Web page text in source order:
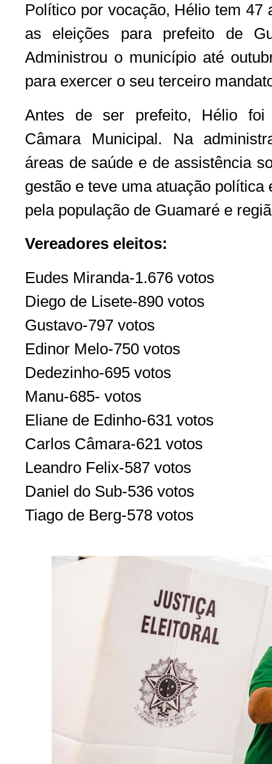
Político por vocação, Hélio tem 47
as eleições para prefeito de
Administrou o município até
para exercer o seu terceiro
Antes de ser prefeito, Hélio foi
Câmara Municipal. Na
áreas de saúde e de assistência
gestão e teve uma atuação
pela população de Guamaré e
Vereadores eleitos:
Eudes Miranda-1.676 votos
Diego de Lisete-890 votos
Gustavo-797 votos
Edinor Melo-750 votos
Dedezinho-695 votos
Manu-685- votos
Eliane de Edinho-631 votos
Carlos Câmara-621 votos
Leandro Felix-587 votos
Daniel do Sub-536 votos
Tiago de Berg-578 votos